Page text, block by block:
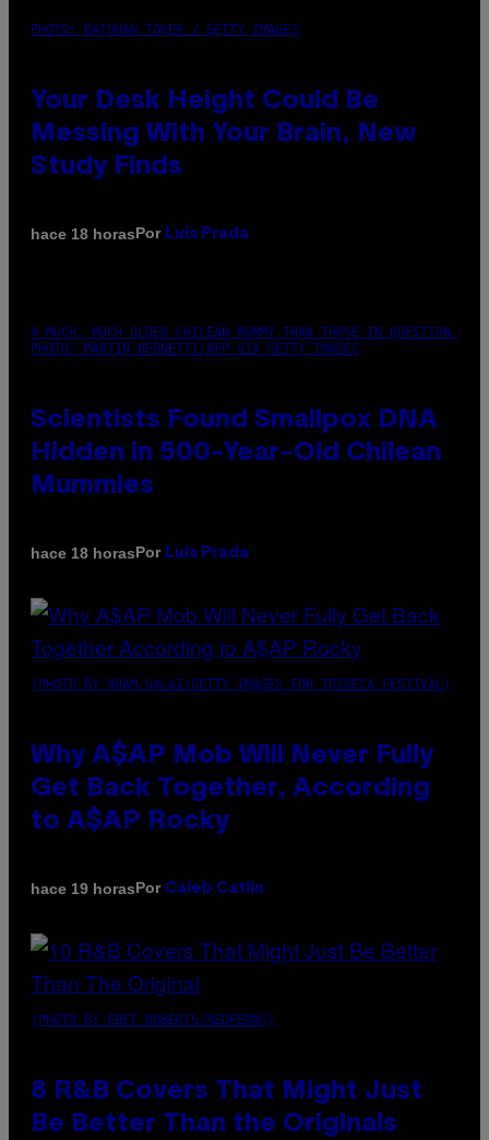
PHOTO: BATUHAN TOKER / GETTY IMAGES
Your Desk Height Could Be
Messing With Your Brain, New
Study Finds
hace 18 horasPor Luis Prada
A MUCH, MUCH OLDER CHILEAN MUMMY THAN THOSE IN QUESTION.
PHOTO: MARTIN BERNETTI/AFP VIA GETTY IMAGES
Scientists Found Smallpox DNA
Hidden in 500-Year-Old Chilean
Mummies
hace 18 horasPor Luis Prada
(PHOTO BY NOAM GALAI/GETTY IMAGES FOR TRIBECA FESTIVAL)
Why A$AP Mob Will Never Fully
Get Back Together, According
to A$AP Rocky
hace 19 horasPor Caleb Catlin
(PHOTO BY EBET ROBERTS/REDFERNS)
8 R&B Covers That Might Just
Be Better Than the Originals